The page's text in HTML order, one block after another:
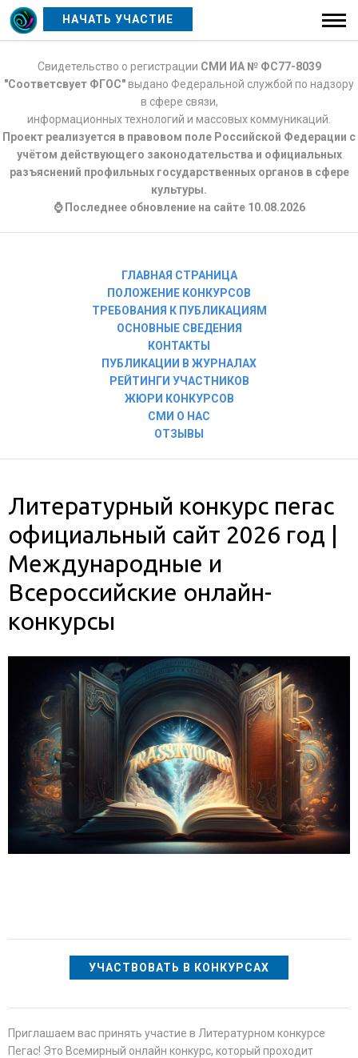
НАЧАТЬ УЧАСТИЕ
Свидетельство о регистрации СМИ ИА № ФС77-8039
"Соответсвует ФГОС"выдано Федеральной службой по надзору
в сфере связи,
информационных технологий и массовых коммуникаций.
Проект реализуется в правовом поле Российской Федерации с
учётом действующего законодательства и официальных
разъяснений профильных государственных органов в сфере
культуры.
⌚ Последнее обновление на сайте 10.08.2026
ГЛАВНАЯ СТРАНИЦА
ПОЛОЖЕНИЕ КОНКУРСОВ
ТРЕБОВАНИЯ К ПУБЛИКАЦИЯМ
ОСНОВНЫЕ СВЕДЕНИЯ
КОНТАКТЫ
ПУБЛИКАЦИИ В ЖУРНАЛАХ
РЕЙТИНГИ УЧАСТНИКОВ
ЖЮРИ КОНКУРСОВ
СМИ О НАС
ОТЗЫВЫ
Литературный конкурс пегас
официальный сайт 2026 год |
Международные и
Всероссийские онлайн-
конкурсы
УЧАСТВОВАТЬ В КОНКУРСАХ
Приглашаем вас принять участие в Литературном конкурсе
Пегас! Это Всемирный онлайн конкурс, который проходит